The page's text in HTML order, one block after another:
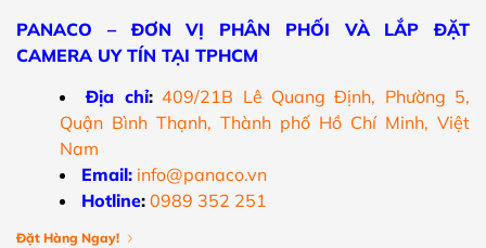
PANACO – ĐƠN VỊ PHÂN PHỐI VÀ LẮP ĐẶT
CAMERA UY TÍN TẠI TPHCM
Địa chỉ: 409/21B Lê Quang Định, Phường 5,
Quận Bình Thạnh, Thành phố Hồ Chí Minh, Việt
Nam
Email: info@panaco.vn
Hotline: 0989 352 251
Đặt Hàng Ngay!